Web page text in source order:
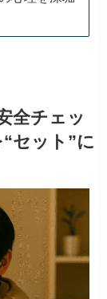
全チェッ
セット”に